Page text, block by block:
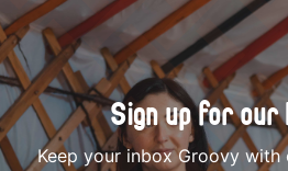
Sign up for
Keep your inbox Groovy